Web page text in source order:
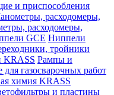
и приспособления
расходомеры,
расходомеры,
GCE Ниппели
тройники
KRASS Рампы и
для газосварочных работ
химия KRASS
и пластины